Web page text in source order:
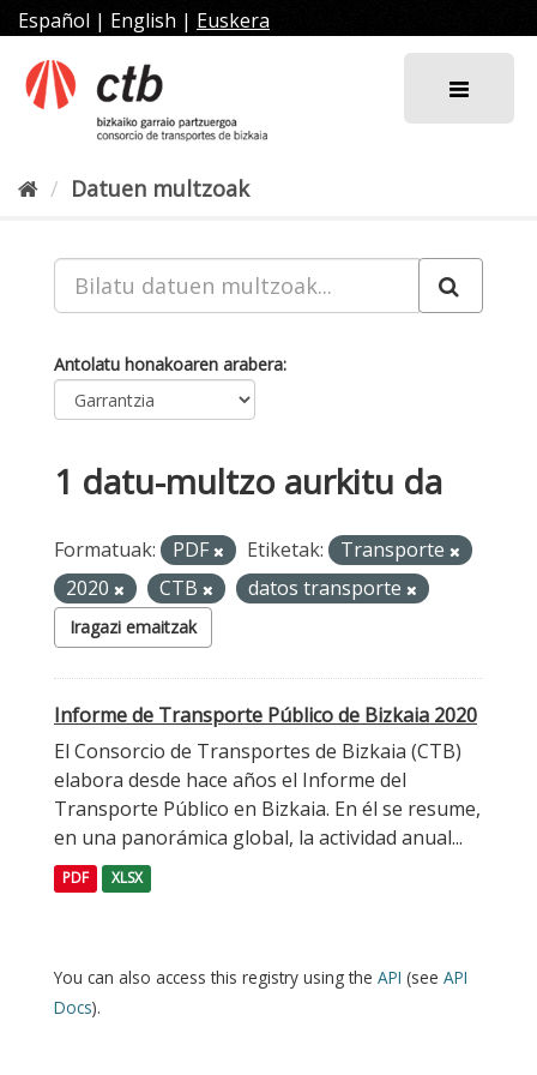
Joan
edukira
Español | English | Euskera
Datuen multzoak
Antolatu honakoaren arabera
1 datu-multzo aurkitu da
Formatuak: PDF Etiketak:
Transporte
2020
CTB datos transporte
Iragazi emaitzak
Informe de Transporte Público de Bizkaia 2020
El Consorcio de Transportes de Bizkaia (CTB)
elabora desde hace años el Informe del
Transporte Público en Bizkaia. En él se resume,
en una panorámica global, la actividad anual...
PDF XLSX
You can also access this registry using the API (see API
Docs).